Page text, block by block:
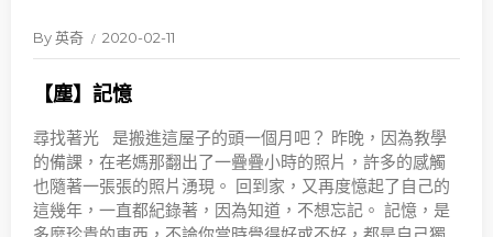
By英奇 2020-02-11
【塵】記憶
尋找著光 是搬進這屋子的頭一個月吧？ 昨晚，因為教學
的備課，在老媽那翻出了一疊疊小時的照片，許多的感觸
也隨著一張張的照片湧現。 回到家，又再度憶起了自己的
這幾年，一直都紀錄著，因為知道，不想忘記。 記憶，是